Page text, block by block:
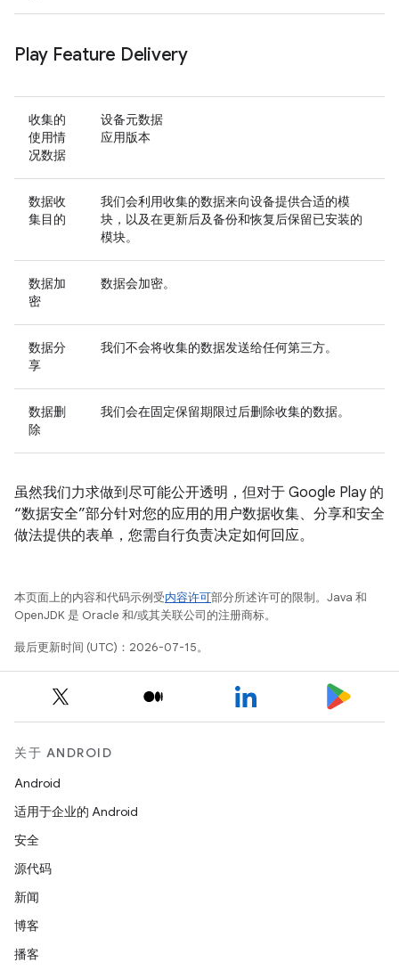
Play Feature Delivery
收集的
使用情
况数据
设备元数据
应用版本
数据收
集目的
我们会利用收集的数据来向设备提供合适的模
块，以及在更新后及备份和恢复后保留已安装的
模块。
数据加
密
数据会加密。
数据分
享
我们不会将收集的数据发送给任何第三方。
数据删
除
我们会在固定保留期限过后删除收集的数据。
虽然我们力求做到尽可能公开透明，但对于 Google Play 的
“数据安全”部分针对您的应用的用户数据收集、分享和安全
做法提供的表单，您需自行负责决定如何回应。
本页面上的内容和代码示例受内容许可部分所述许可的限制。Java 和
OpenJDK 是 Oracle 和/或其关联公司的注册商标。
最后更新时间 (UTC)：2026-07-15。
关于 ANDROID
Android
适用于企业的 Android
安全
源代码
新闻
博客
播客